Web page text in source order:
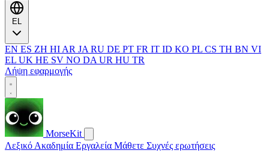
EN ES ZH HI AR JA RU DE PT FR IT ID KO PL CS TH BN VI
EL UK HE SV NO DA UR HU TR
Λήψη εφαρμογής
MorseKit
Λεξικό Ακαδημία Εργαλεία Μάθετε Συχνές ερωτήσεις